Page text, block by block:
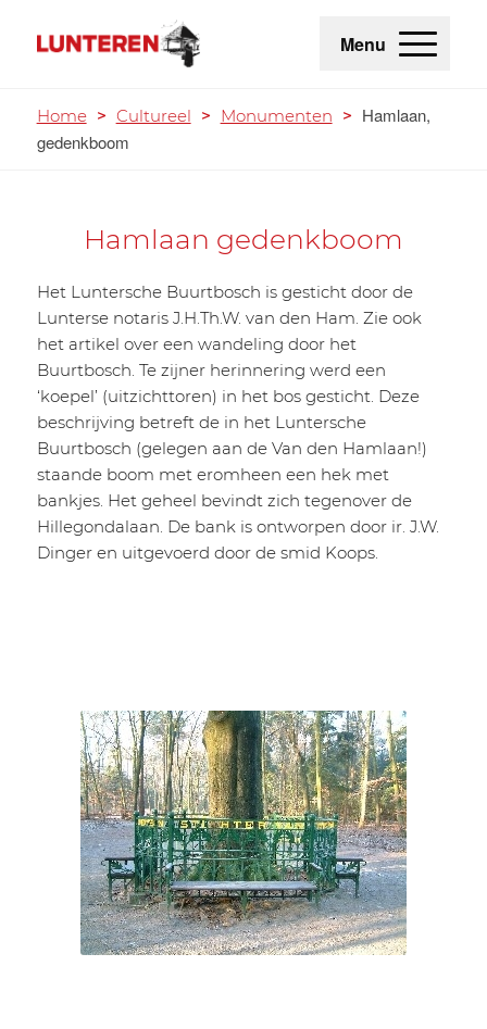
Menu
Home > Cultureel > Monumenten > Hamlaan,
gedenkboom
Hamlaan gedenkboom
Het Luntersche Buurtbosch is gesticht door de
Lunterse notaris J.H.Th.W. van den Ham. Zie ook
het artikel over een wandeling door het
Buurtbosch. Te zijner herinnering werd een
‘koepel’ (uitzichttoren) in het bos gesticht. Deze
beschrijving betreft de in het Luntersche
Buurtbosch (gelegen aan de Van den Hamlaan!)
staande boom met eromheen een hek met
bankjes. Het geheel bevindt zich tegenover de
Hillegondalaan. De bank is ontworpen door ir. J.W.
Dinger en uitgevoerd door de smid Koops.